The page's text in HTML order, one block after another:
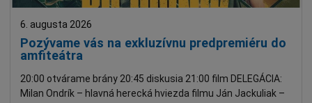
Pozývame vás na exkluzívnu predpremiéru do
amfiteátra
20:00 otvárame brány 20:45 diskusia 21:00 film DELEGÁCIA:
Milan Ondrík – hlavná herecká hviezda filmu Ján Jackuliak –
6. augusta 2026